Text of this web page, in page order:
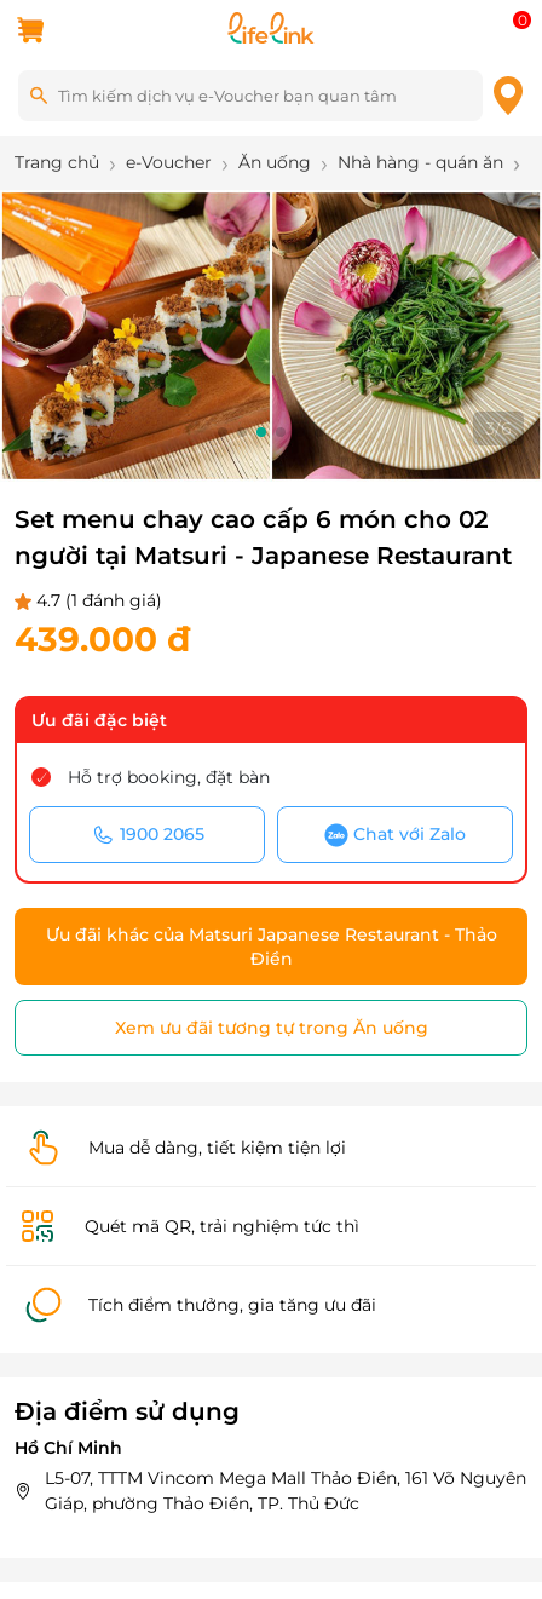
0
Trang chủ e-Voucher Ăn uống Nhà hàng - quán ăn
3/6
Set menu chay cao cấp 6 món cho 02
người tại Matsuri - Japanese Restaurant
4.7 (1 đánh giá)
439.000 đ
Ưu đãi đặc biệt
Hỗ trợ booking, đặt bàn
1900 2065 Chat với Zalo
Ưu đãi khác của Matsuri Japanese Restaurant - Thảo
Điền
Xem ưu đãi tương tự trong Ăn uống
Mua dễ dàng, tiết kiệm tiện lợi
Quét mã QR, trải nghiệm tức thì
Tích điểm thưởng, gia tăng ưu đãi
Địa điểm sử dụng
Hồ Chí Minh
L5-07, TTTM Vincom Mega Mall Thảo Điền, 161 Võ Nguyên
Giáp, phường Thảo Điền, TP. Thủ Đức